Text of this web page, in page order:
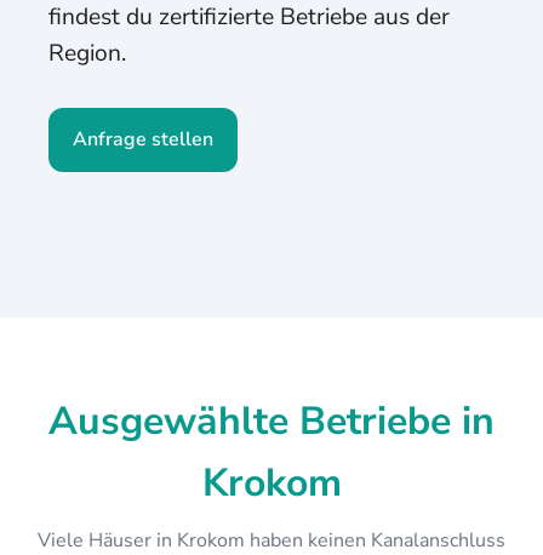
findest du zertifizierte Betriebe aus der
Region.
Anfrage stellen
Ausgewählte Betriebe in
Krokom
Viele Häuser in Krokom haben keinen Kanalanschluss